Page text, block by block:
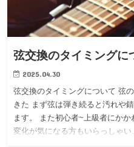
弦交換のタイミングに
2025.04.30
弦交換のタイミングについて 弦
きた まず弦は弾き続ると汚れや
ます。 また初心者~上級者にか
変化が気になる方もいらっしゃい